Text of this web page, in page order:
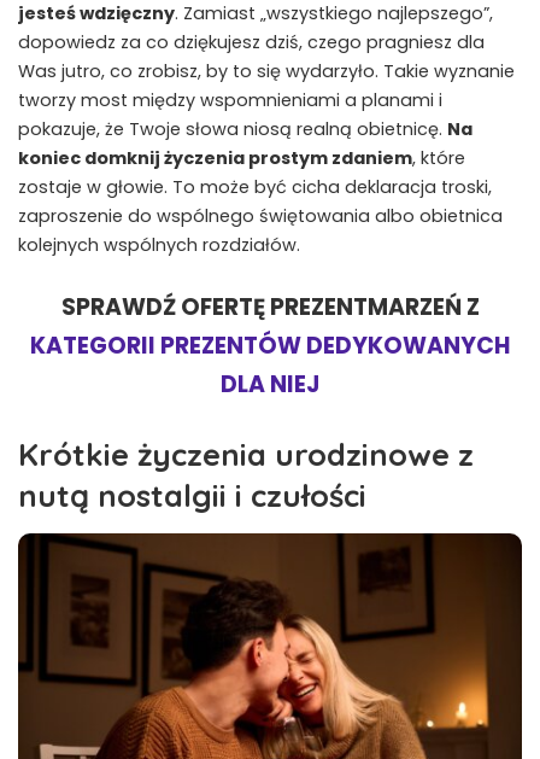
jesteś wdzięczny. Zamiast „wszystkiego najlepszego”,
dopowiedz za co dziękujesz dziś, czego pragniesz dla
Was jutro, co zrobisz, by to się wydarzyło. Takie wyznanie
tworzy most między wspomnieniami a planami i
pokazuje, że Twoje słowa niosą realną obietnicę. Na
koniec domknij życzenia prostym zdaniem, które
zostaje w głowie. To może być cicha deklaracja troski,
zaproszenie do wspólnego świętowania albo obietnica
kolejnych wspólnych rozdziałów.
SPRAWDŹ OFERTĘ PREZENTMARZEŃ Z
KATEGORII PREZENTÓW DEDYKOWANYCH
DLA NIEJ
Krótkie życzenia urodzinowe z
nutą nostalgii i czułości